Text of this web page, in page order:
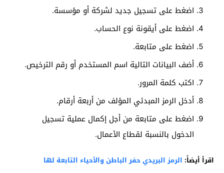
اضغط على تسجيل جديد لشركة أو مؤسسة.
اضغط على أيقونة نوع الحساب.
اضغط على متابعة.
أضف البيانات التالية اسم المستخدم أو رقم الترخيص.
اكتب كلمة المرور.
أدخل الرمز المبدئي المؤلف من أربعة أرقام.
اضغط على متابعة من أجل إكمال عملية تسجيل
الدخول بالنسبة لقطاع الأعمال.
اقرأ أيضاً: الرمز البريدي حفر الباطن والأحياء التابعة لها